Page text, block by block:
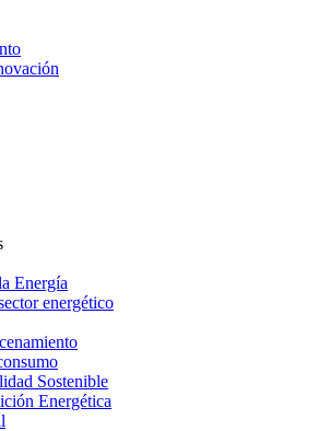
Energía
energético
Sostenible
Energética